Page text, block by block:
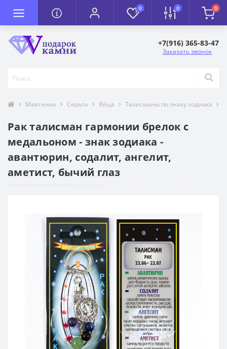
0 0 0
+7(916) 365-83-47
Заказать звонок
Маятники Серьги Яйца Талисманы по знаку зодиака
Рак талисман гармонии брелок с
медальоном - знак зодиака -
авантюрин, содалит, ангелит,
аметист, бычий глаз